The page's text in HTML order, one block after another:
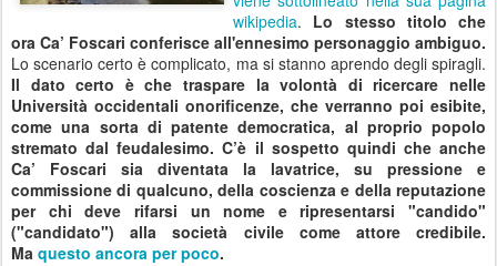
wikipedia. Lo stesso titolo che
ora Ca’ Foscari conferisce all'ennesimo personaggio ambiguo.
Lo scenario certo è complicato, ma si stanno aprendo degli spiragli.
Il dato certo è che traspare la volontà di ricercare nelle
Università occidentali onorificenze, che verranno poi esibite,
come una sorta di patente democratica, al proprio popolo
stremato dal feudalesimo.C’è il sospetto quindi che anche
Ca’ Foscari sia diventata la lavatrice, su pressione e
commissione di qualcuno, della coscienza e della reputazione
per chi deve rifarsi un nome e ripresentarsi "candido"
("candidato") alla società civile come attore credibile.
Ma questo ancora per poco.